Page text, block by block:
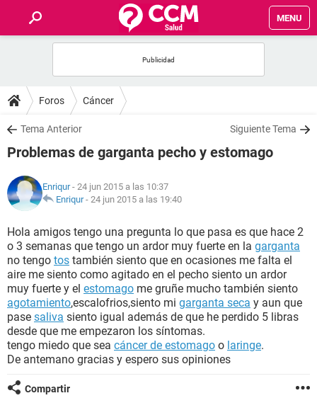
MENU
FOROS
SALUD
NUTRICIÓN
BIENESTAR
SEXUALIDAD
GLOSARIO
Foros Cáncer
Tema Anterior Siguiente Tema
Problemas de garganta pecho y estomago
Enriqur- 24 jun 2015 a las 10:37
Enriqur- 24 jun 2015 a las 19:40
Hola amigos tengo una pregunta lo que pasa es que hace 2
o 3 semanas que tengo un ardor muy fuerte en la garganta
no tengo tos también siento que en ocasiones me falta el
aire me siento como agitado en el pecho siento un ardor
muy fuerte y el estomago me gruñe mucho también siento
agotamiento,escalofrios,siento mi garganta seca y aun que
pase saliva siento igual además de que he perdido 5 libras
desde que me empezaron los síntomas.
tengo miedo que sea cáncer de estomago o laringe.
De antemano gracias y espero sus opiniones
Compartir